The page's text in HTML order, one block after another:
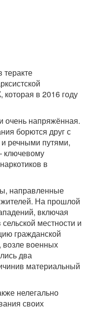
теракте
в 2016 году
очень напряжённая.
борются друг с
речными путями,
ключевому
в
направленные
На прошлой
включая
местности и
гражданской
возле военных
два
материальный
нелегально
своих